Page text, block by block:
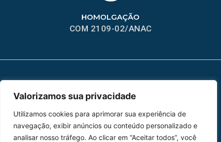
Valorizamos sua privacidade
Utilizamos cookies para aprimorar sua experiência de
navegação, exibir anúncios ou conteúdo personalizado e
analisar nosso tráfego. Ao clicar em “Aceitar todos”, você
HOMOLGAÇÃO
COM 2109-02/ANAC
Peças